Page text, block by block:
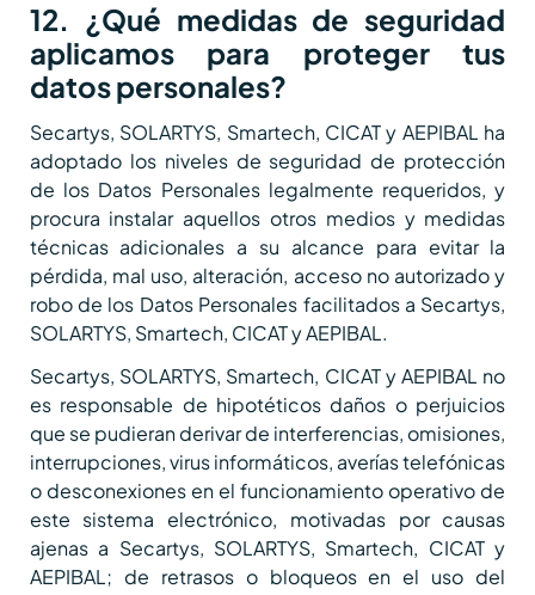
12. ¿Qué medidas de seguridad
aplicamos para proteger tus
datos personales?
Secartys, SOLARTYS, Smartech, CICAT y AEPIBAL ha
adoptado los niveles de seguridad de protección
de los Datos Personales legalmente requeridos, y
procura instalar aquellos otros medios y medidas
técnicas adicionales a su alcance para evitar la
pérdida, mal uso, alteración, acceso no autorizado y
robo de los Datos Personales facilitados a Secartys,
SOLARTYS, Smartech, CICAT y AEPIBAL.
Secartys, SOLARTYS, Smartech, CICAT y AEPIBAL no
es responsable de hipotéticos daños o perjuicios
que se pudieran derivar de interferencias, omisiones,
interrupciones, virus informáticos, averías telefónicas
o desconexiones en el funcionamiento operativo de
este sistema electrónico, motivadas por causas
ajenas a Secartys, SOLARTYS, Smartech, CICAT y
AEPIBAL; de retrasos o bloqueos en el uso del